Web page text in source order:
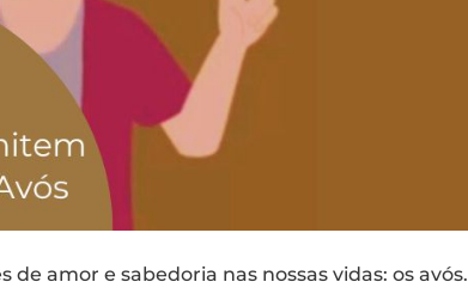
amor e sabedoria nas nossas vidas: os avós.